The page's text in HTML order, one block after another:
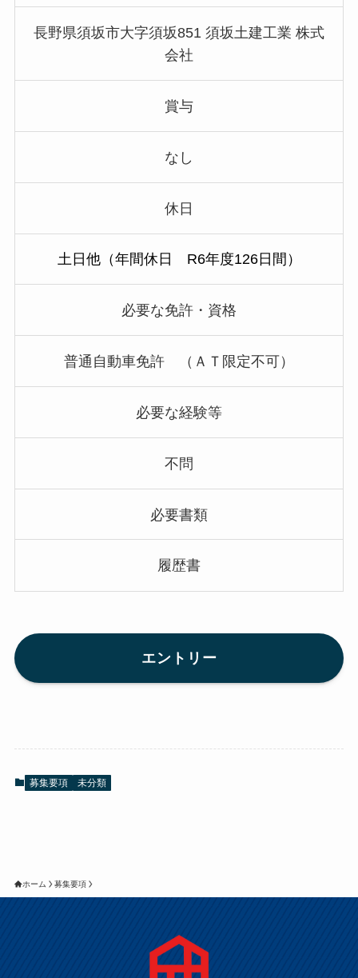
長野県須坂市大字須坂851 須坂土建工業 株式
会社
賞与
なし
休日
土日他（年間休日 R6年度126日間）
必要な免許・資格
普通自動車免許 （ＡＴ限定不可）
必要な経験等
不問
必要書類
履歴書
エントリー
募集要項 未分類
ホーム 募集要項